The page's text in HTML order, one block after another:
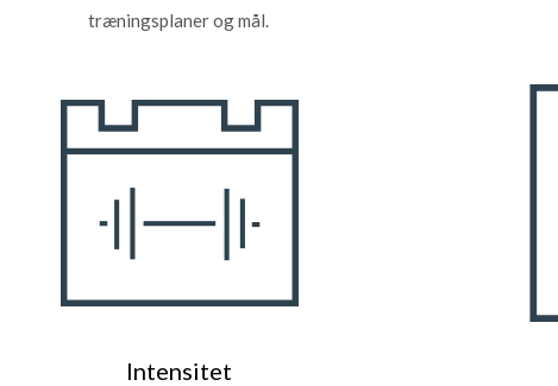
træningsplaner og mål.
Intensitet